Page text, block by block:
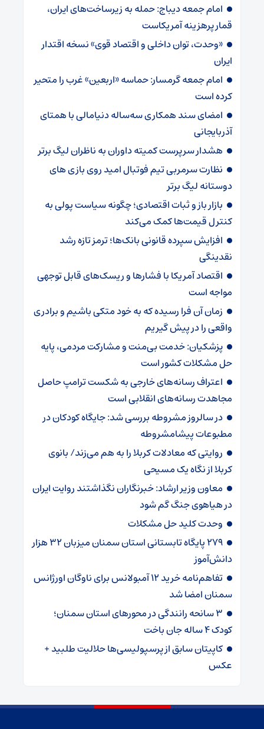
امام جمعه دیباج: حمله به زیرساخت‌های ایران،
قمار پرهزینه آمریکاست
«وحدت، توان داخلی و اقتصاد قوی» نسخه اقتدار
ایران
امام جمعه گرمسار: حماسه «اربعین» غرب را متحیر
کرده است
امضای سند همکاری سه‌ساله دنیامالی با همتای
آذربایجانی
هشدار سرپرست ‌کمیته داوران به ناظران لیگ برتر
نظارت سرمربی تیم‌ فوتبال امید روی بازی های
دوستانه لیگ برتر
بازار باز و ثبات اقتصادی؛ چگونه سیاست پولی به
کنترل قیمت‌ها کمک می‌کند
افزایش سپرده قانونی بانک‌ها؛ ترمز تازه رشد
نقدینگی
اقتصاد آمریکا با فشارها و ریسک‌های قابل توجهی
مواجه است
زمان آن فرا رسیده که به خود متکی باشیم و برادری
واقعی را در پیش گیریم
پزشکیان: خدمت بی‌منت و مشارکت مردمی، پایه
حل مشکلات کشور است
اعتراف رسانه‌های خارجی به شکست ترامپ حاصل
مجاهدت رسانه‌های انقلابی است
در سالروز مشروطه بررسی شد: جایگاه کودکان در
مطبوعات پیشامشروطه
روایتی که معادلات کربلا را به هم می‌زند/ بانوی
کربلا از نگاه یک مسیحی
معاون وزیر ارشاد: خبرنگاران نگذاشتند روایت ایران
در هیاهوی جنگ گم شود
وحدت کلید حل مشکلات
۲۷۹ پایگاه تابستانی استان سمنان میزبان ۳۲ هزار
دانش‌آموز
تفاهم‌نامه خرید ۱۲ آمبولانس برای ناوگان اورژانس
سمنان امضا شد
۳ سانحه رانندگی در محورهای استان سمنان؛
کودک ۴ ساله جان باخت
کاپیتان سابق از پرسپولیسی‌ها حلالیت طلبید +
عکس